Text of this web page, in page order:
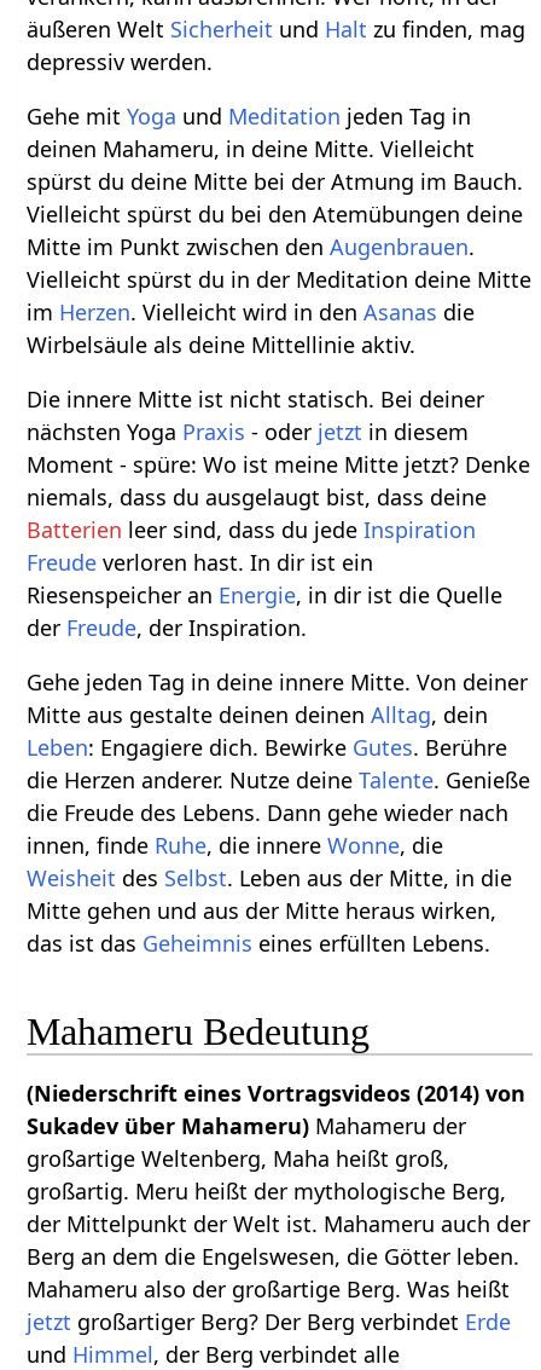
äußeren Welt Sicherheit und Halt zu finden, mag
depressiv werden.
Gehe mitYoga und Meditation jeden Tag in
deinen Mahameru, in deine Mitte. Vielleicht
spürst du deine Mitte bei der Atmung im Bauch.
Vielleicht spürst du bei den Atemübungen deine
Mitte im Punkt zwischen denAugenbrauen.
Vielleicht spürst du in der Meditation deine Mitte
im Herzen. Vielleicht wird in denAsanas die
Wirbelsäule als deine Mittellinie aktiv.
Die innere Mitte ist nicht statisch. Bei deiner
nächsten Yoga Praxis - oder jetzt in diesem
Moment - spüre: Wo ist meine Mitte jetzt? Denke
niemals, dass du ausgelaugt bist, dass deine
Batterien leer sind, dass du jedeInspiration
Freude verloren hast. In dir ist ein
Riesenspeicher an Energie, in dir ist die Quelle
der Freude, der Inspiration.
Gehe jeden Tag in deine innere Mitte. Von deiner
Mitte aus gestalte deinen deinenAlltag, dein
Leben: Engagiere dich. Bewirke Gutes. Berühre
die Herzen anderer. Nutze deineTalente. Genieße
die Freude des Lebens. Dann gehe wieder nach
innen, finde Ruhe, die innereWonne, die
Weisheit des Selbst. Leben aus der Mitte, in die
Mitte gehen und aus der Mitte heraus wirken,
das ist das Geheimnis eines erfüllten Lebens.
Mahameru Bedeutung
(Niederschrift eines Vortragsvideos (2014) von
Sukadev über Mahameru) Mahameru der
großartige Weltenberg, Maha heißt groß,
großartig. Meru heißt der mythologische Berg,
der Mittelpunkt der Welt ist. Mahameru auch der
Berg an dem die Engelswesen, die Götter leben.
Mahameru also der großartige Berg. Was heißt
jetzt großartiger Berg? Der Berg verbindet Erde
und Himmel, der Berg verbindet alle